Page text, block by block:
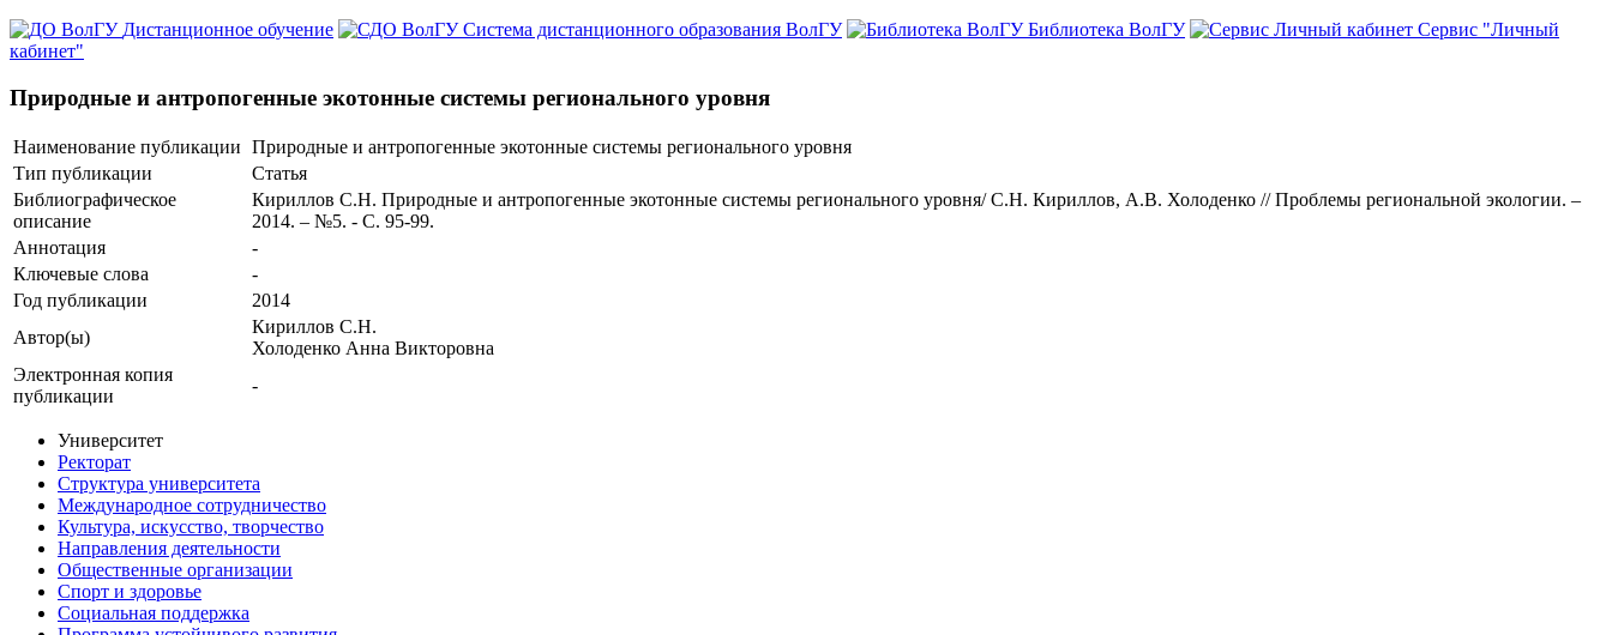
Дистанционное обучение
Система дистанционного образования ВолГУ Библиотека ВолГУ
Сервис "Личный
кабинет"
Природные и антропогенные экотонные системы регионального уровня
Наименование публикации Природные и антропогенные экотонные системы регионального уровня
Тип публикации
Статья
Библиографическое
описание
Кириллов С.Н. Природные и антропогенные экотонные системы регионального уровня/ С.Н. Кириллов, А.В. Холоденко // Проблемы региональной экологии. –
2014. – №5. - С. 95-99.
Аннотация
-
Ключевые cлова
-
Год публикации
2014
Автор(ы)
Кириллов С.Н.
Холоденко Анна Викторовна
Электронная копия
публикации
-
Университет
Ректорат
Структура университета
Международное сотрудничество
Культура, искусство, творчество
Направления деятельности
Общественные организации
Спорт и здоровье
Социальная поддержка